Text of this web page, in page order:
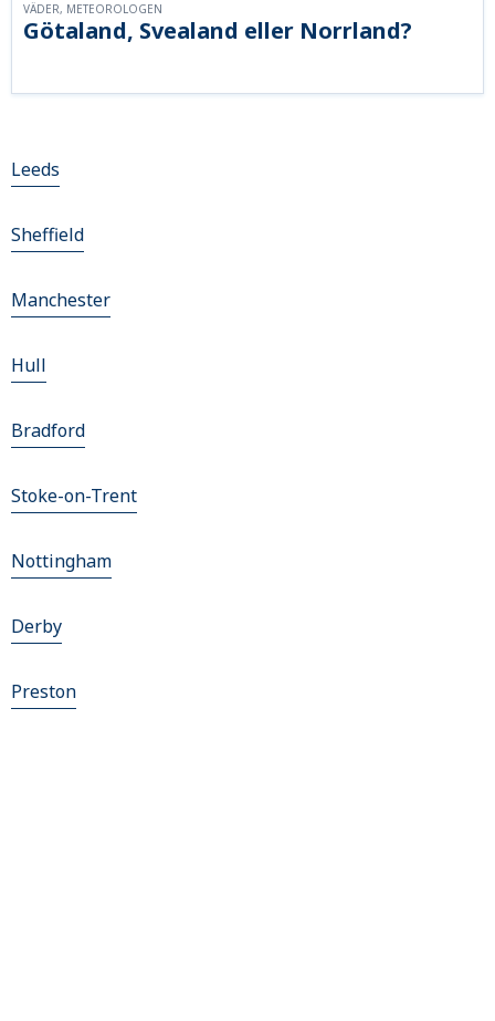
Götaland, Svealand eller Norrland?
VÄDER, METEOROLOGEN
Leeds
Sheffield
Manchester
Hull
Bradford
Stoke-on-Trent
Nottingham
Derby
Preston